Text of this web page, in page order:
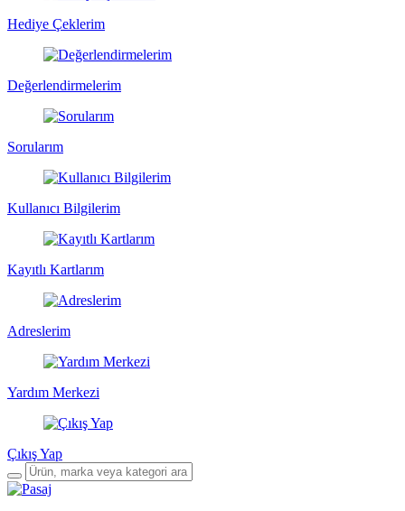
Hediye Çeklerim
Değerlendirmelerim
Sorularım
Kullanıcı Bilgilerim
Kayıtlı Kartlarım
Adreslerim
Yardım Merkezi
Çıkış Yap